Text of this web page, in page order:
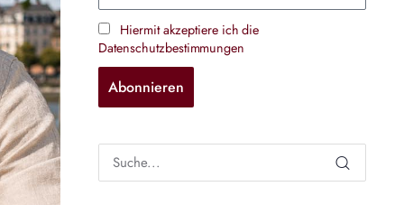
Hiermit akzeptiere ich die
Datenschutzbestimmungen